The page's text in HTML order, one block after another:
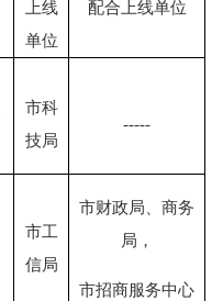
上线
单位
配合上线单位
市科
技局
-----
市工
信局
市财政局、商务
局，
市招商服务中心